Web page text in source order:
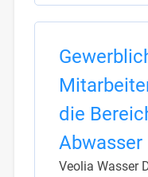
die
Abwasser
Veolia Wasser